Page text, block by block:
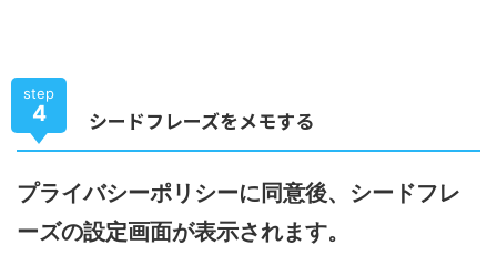
step
4 シードフレーズをメモする
プライバシーポリシーに同意後、シードフレ
ーズの設定画面が表示されます。